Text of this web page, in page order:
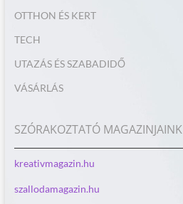
OTTHON ÉS KERT
TECH
UTAZÁS ÉS SZABADIDŐ
VÁSÁRLÁS
SZÓRAKOZTATÓ MAGAZINJAINK
kreativmagazin.hu
szallodamagazin.hu